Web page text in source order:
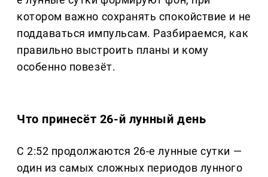
котором важно сохранять спокойствие и не
поддаваться импульсам. Разбираемся, как
правильно выстроить планы и кому
особенно повезёт.
Что принесёт 26-й лунный день
С 2:52 продолжаются 26-е лунные сутки —
один из самых сложных периодов лунного